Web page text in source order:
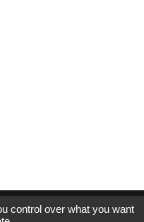
control over what you want